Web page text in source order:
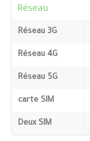
Réseau
Réseau 3G
Réseau 4G
Réseau 5G
carte SIM
Deux SIM